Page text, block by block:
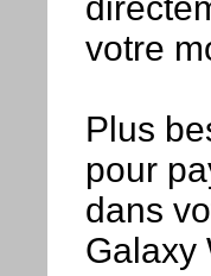
votre
Plus
pour
dans
Galaxy